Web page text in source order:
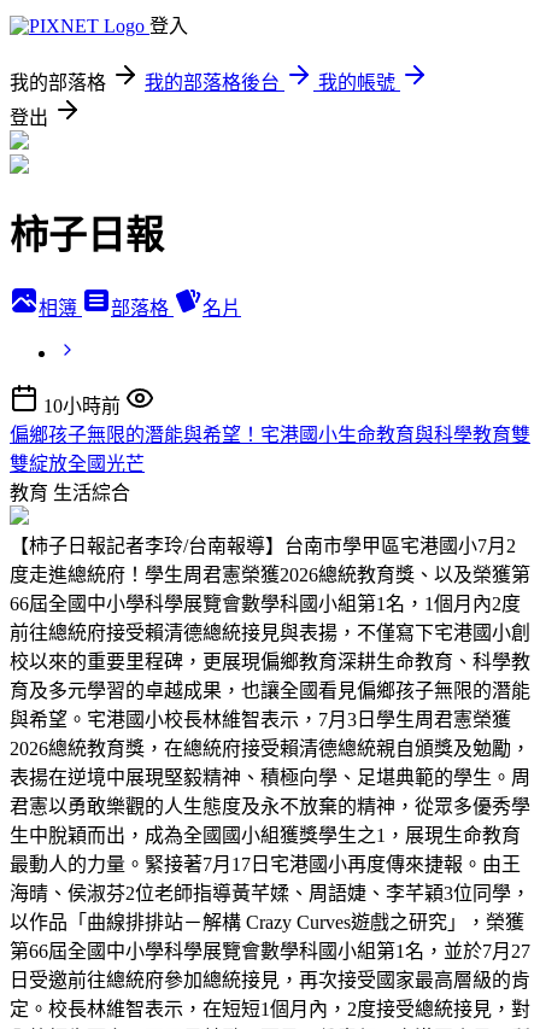
登入
我的部落格 我的部落格後台
我的帳號
登出
柿子日報
相簿 部落格 名片
10小時前
偏鄉孩子無限的潛能與希望！宅港國小生命教育與科學教育雙
雙綻放全國光芒
教育 生活綜合
【柿子日報記者李玲/台南報導】台南市學甲區宅港國小7月2
度走進總統府！學生周君憲榮獲2026總統教育獎、以及榮獲第
66屆全國中小學科學展覽會數學科國小組第1名，1個月內2度
前往總統府接受賴清德總統接見與表揚，不僅寫下宅港國小創
校以來的重要里程碑，更展現偏鄉教育深耕生命教育、科學教
育及多元學習的卓越成果，也讓全國看見偏鄉孩子無限的潛能
與希望。宅港國小校長林維智表示，7月3日學生周君憲榮獲
2026總統教育獎，在總統府接受賴清德總統親自頒獎及勉勵，
表揚在逆境中展現堅毅精神、積極向學、足堪典範的學生。周
君憲以勇敢樂觀的人生態度及永不放棄的精神，從眾多優秀學
生中脫穎而出，成為全國國小組獲獎學生之1，展現生命教育
最動人的力量。緊接著7月17日宅港國小再度傳來捷報。由王
海晴、侯淑芬2位老師指導黃芊媃、周語婕、李芊穎3位同學，
以作品「曲線排排站－解構 Crazy Curves遊戲之研究」，榮獲
第66屆全國中小學科學展覽會數學科國小組第1名，並於7月27
日受邀前往總統府參加總統接見，再次接受國家最高層級的肯
定。校長林維智表示，在短短1個月內，2度接受總統接見，對